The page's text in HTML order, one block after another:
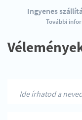
Ingyenes
További